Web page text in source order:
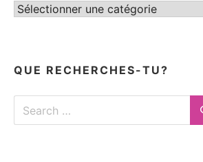
Tous
QUE RECHERCHES-TU?